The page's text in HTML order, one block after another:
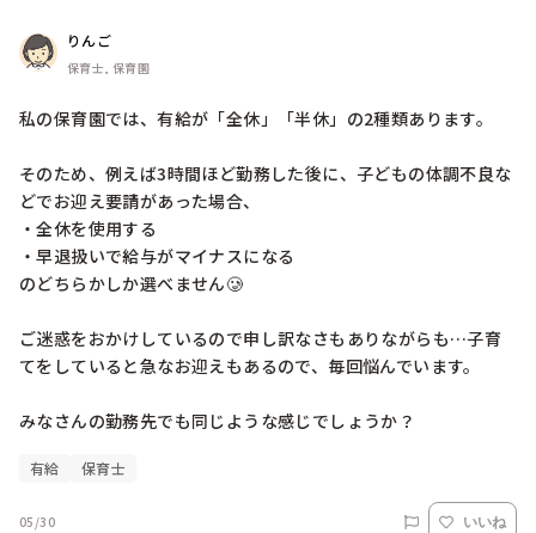
りんご
保育士, 保育園
私の保育園では、有給が「全休」「半休」の2種類あります。
そのため、例えば3時間ほど勤務した後に、子どもの体調不良な
どでお迎え要請があった場合、
・全休を使用する
・早退扱いで給与がマイナスになる
のどちらかしか選べません🥲
ご迷惑をおかけしているので申し訳なさもありながらも…子育
てをしていると急なお迎えもあるので、毎回悩んでいます。
みなさんの勤務先でも同じような感じでしょうか？
有給 保育士
05/30 いいね